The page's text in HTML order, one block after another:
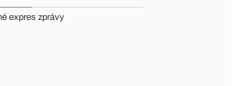
expres zprávy